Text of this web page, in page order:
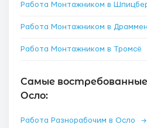
Работа Монтажником в
Работа Монтажником в Драммен
Работа Монтажником в Тромсё
Самые
Осло:
Работа Разнорабочим в Осло →